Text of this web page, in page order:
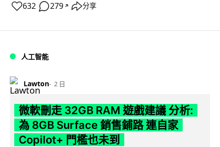
632 279 ↗ 分享
人工智能
Lawton 2 日
微軟刪走 32GB RAM 遊戲建議 分析:
為 8GB Surface 銷售鋪路 連自家
Copilot+ 門檻也未到